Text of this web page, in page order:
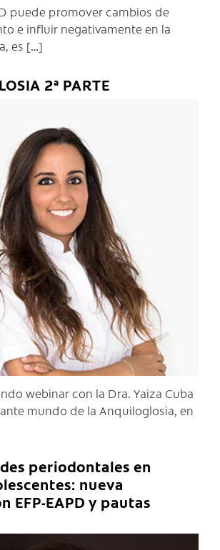
puede promover cambios de
e influir negativamente en la
es […]
2ª PARTE
C
webinar con la Dra. Yaiza Cuba
mundo de la Anquiloglosia, en
periodontales en
nueva
EFP-EAPD y pautas